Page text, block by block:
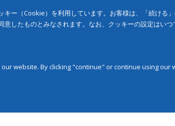
ー（Cookie）を利用しています。お客様は、「続ける
したものとみなされます。なお、クッキーの設定はいつ
website. By clicking "continue" or continue using our